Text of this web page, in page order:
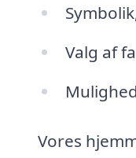
Valg af
Vores